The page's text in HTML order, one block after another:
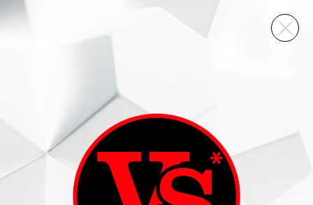
ВИННЫЙ СКЛАД